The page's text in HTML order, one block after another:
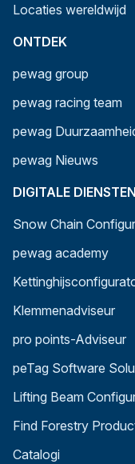
Locaties wereldwijd
ONTDEK
pewag group
pewag racing team
pewag
pewag Nieuws
DIGITALE DIENSTEN
Snow Chain
pewag academy
Klemmenadviseur
pro points-Adviseur
peTag Software
Lifting Beam
Find Forestry
Catalogi